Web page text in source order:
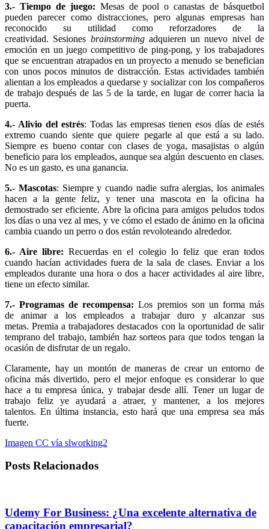
3.- Tiempo de juego: Mesas de pool o canastas de básquetbol
pueden parecer como distracciones, pero algunas empresas han
reconocido su utilidad como reforzadores de la
creatividad. Sesiones brainstorming adquieren un nuevo nivel de
emoción en un juego competitivo de ping-pong, y los trabajadores
que se encuentran atrapados en un proyecto a menudo se benefician
con unos pocos minutos de distracción. Estas actividades también
alientan a los empleados a quedarse y socializar con los compañeros
de trabajo después de las 5 de la tarde, en lugar de correr hacia la
puerta.
4.- Alivio del estrés: Todas las empresas tienen esos días de estés
extremo cuando siente que quiere pegarle al que está a su lado.
Siempre es bueno contar con clases de yoga, masajistas o algún
beneficio para los empleados, aunque sea algún descuento en clases.
No es un gasto, es una ganancia.
5.- Mascotas: Siempre y cuando nadie sufra alergias, los animales
hacen a la gente feliz, y tener una mascota en la oficina ha
demostrado ser eficiente. Abre la oficina para amigos peludos todos
los días o una vez al mes, y ve cómo el estado de ánimo en la oficina
cambia cuando un perro o dos están revoloteando alrededor.
6.- Aire libre: Recuerdas en el colegio lo feliz que eran todos
cuando hacían actividades fuera de la sala de clases. Enviar a los
empleados durante una hora o dos a hacer actividades al aire libre,
tiene un efecto similar.
7.- Programas de recompensa:Los premios son un forma más
de animar a los empleados a trabajar duro y alcanzar sus
metas. Premia a trabajadores destacados con la oportunidad de salir
temprano del trabajo, también haz sorteos para que todos tengan la
ocasión de disfrutar de un regalo.
Claramente, hay un montón de maneras de crear un entorno de
oficina más divertido, pero el mejor enfoque es considerar lo que
hace a tu empresa única, y trabajar desde allí. Tener un lugar de
trabajo feliz ye ayudará a atraer, y mantener, a los mejores
talentos. En última instancia, esto hará que una empresa sea más
fuerte.
Imagen CC vía slworking2
Posts Relacionados
Udemy For Business: ¿Una excelente alternativa de
capacitación empresarial?